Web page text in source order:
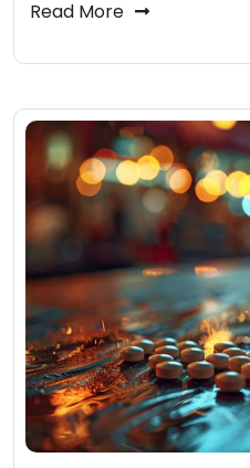
Read More